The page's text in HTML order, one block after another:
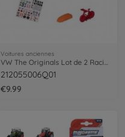
Voitures anciennes
VW The Originals Lot de 2 Racing
212055006Q01
€9.99